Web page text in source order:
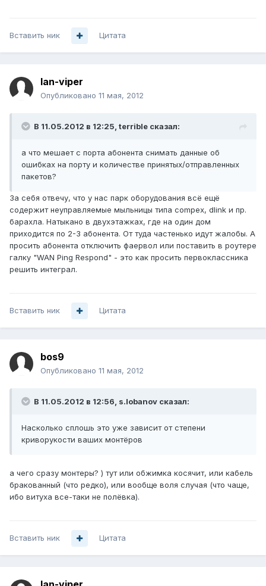
Вставить ник Цитата
lan-viper
Опубликовано 11 мая, 2012
В 11.05.2012 в 12:25, terrible сказал:
а что мешает с порта абонента снимать данные об
ошибках на порту и количестве принятых/отправленных
пакетов?
За себя отвечу, что у нас парк оборудования всё ещё
содержит неуправляемые мыльницы типа compex, dlink и пр.
барахла. Натыкано в двухэтажках, где на один дом
приходится по 2-3 абонента. От туда частенько идут жалобы. А
просить абонента отключить фаервол или поставить в роутере
галку "WAN Ping Respond" - это как просить первоклассника
решить интеграл.
Вставить ник Цитата
bos9
Опубликовано 11 мая, 2012
В 11.05.2012 в 12:56, s.lobanov сказал:
Насколько сплошь это уже зависит от степени
криворукости ваших монтёров
а чего сразу монтеры? ) тут или обжимка косячит, или кабель
бракованный (что редко), или вообще воля случая (что чаще,
ибо витуха все-таки не полёвка).
Вставить ник Цитата